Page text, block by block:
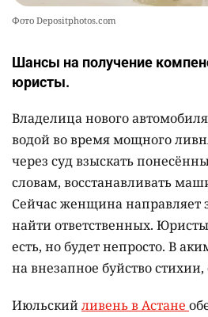
Фото Depositphotos.com
Шансы на получение
юристы.
Владелица нового
водой во время мощного
через суд взыскать
словам, восстанавливать
Сейчас женщина направляет
найти ответственных.
есть, но будет непросто. В
на внезапное буйство
Июльскийливень в Астане